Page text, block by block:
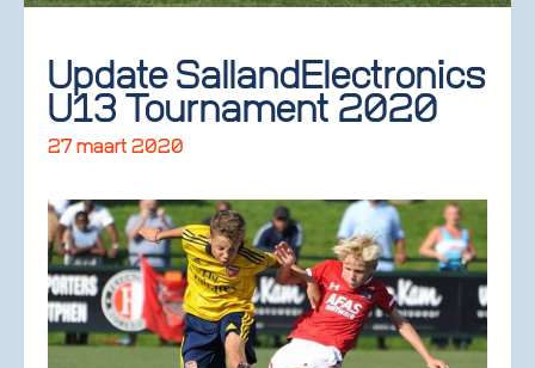
Update SallandElectronics
U13 Tournament 2020
27 maart 2020